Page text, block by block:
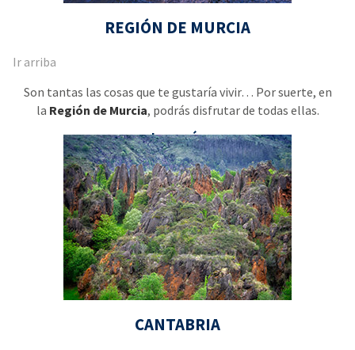
REGIÓN DE MURCIA
Ir arriba
Son tantas las cosas que te gustaría vivir… Por suerte, en
la Región de Murcia, podrás disfrutar de todas ellas.
Leer más
CANTABRIA